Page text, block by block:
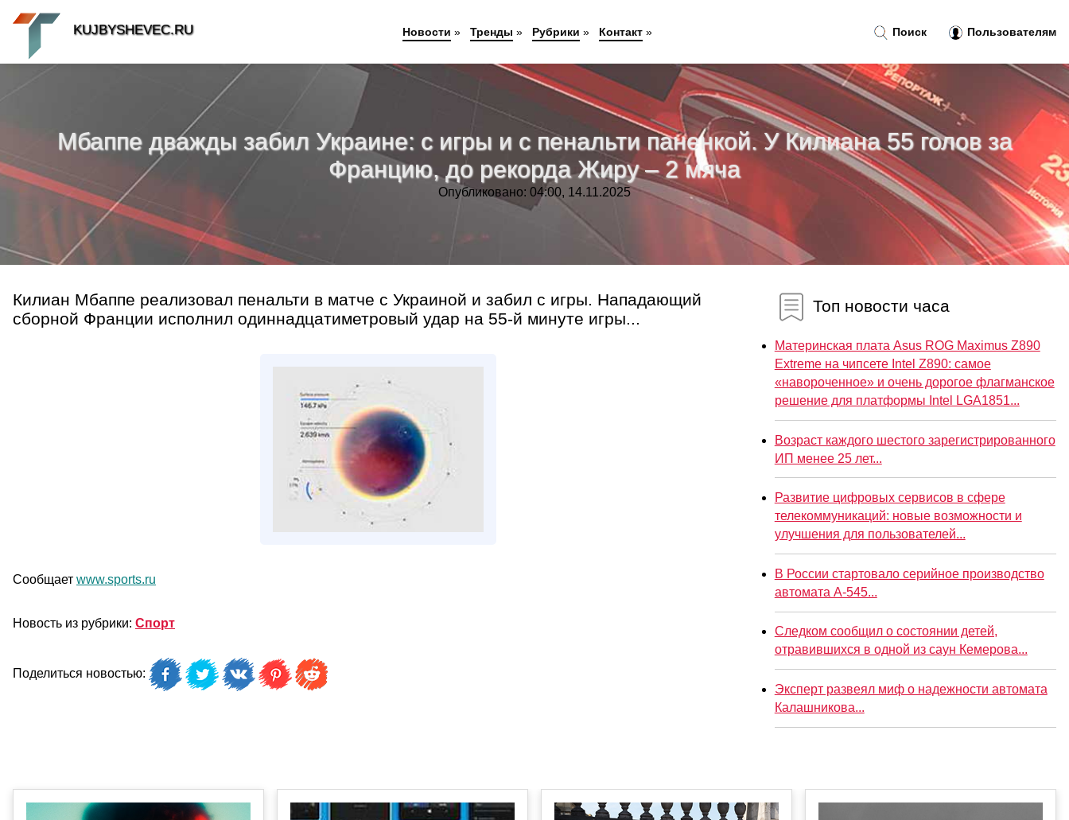
Мбаппе дважды забил Украине: с игры и с пенальти паненкой. У Килиана 55 голов за
Францию, до рекорда Жиру – 2 мяча
Опубликовано: 04:00, 14.11.2025
Килиан Мбаппе реализовал пенальти в матче с Украиной и забил с игры. Нападающий
сборной Франции исполнил одиннадцатиметровый удар на 55-й минуте игры...
Сообщает www.sports.ru
Новость из рубрики: Спорт
Поделиться новостью:
Топ новости часа
Материнская плата Asus ROG Maximus Z890
Extreme на чипсете Intel Z890: самое
«навороченное» и очень дорогое флагманское
решение для платформы Intel LGA1851...
Возраст каждого шестого зарегистрированного
ИП менее 25 лет...
Развитие цифровых сервисов в сфере
телекоммуникаций: новые возможности и
улучшения для пользователей...
В России стартовало серийное производство
автомата А-545...
Следком сообщил о состоянии детей,
отравившихся в одной из саун Кемерова...
Эксперт развеял миф о надежности автомата
Калашникова...
Поиск Пользователям
KUJBYSHEVEC.RU Новости » Тренды » Рубрики » Контакт»